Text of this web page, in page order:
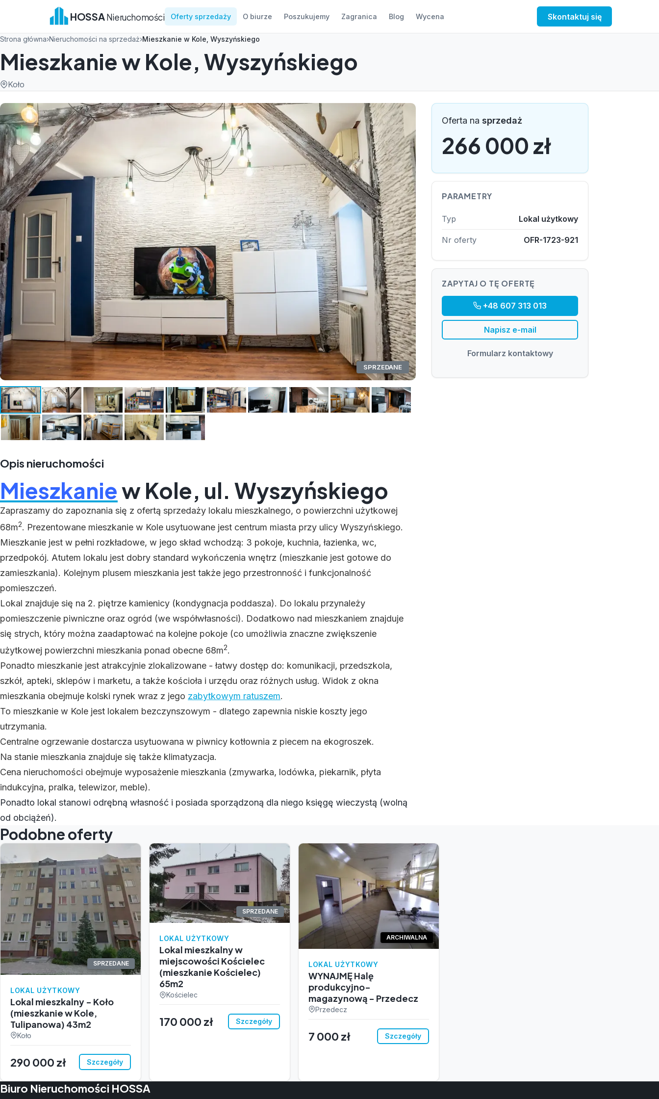
HOSSANieruchomości Oferty sprzedaży O biurze Poszukujemy Zagranica Blog Wycena Skontaktuj się
Strona główna›Nieruchomości na sprzedaż›Mieszkanie w Kole, Wyszyńskiego
Mieszkanie w Kole, Wyszyńskiego
Koło
SPRZEDANE
Opis nieruchomości
Mieszkaniew Kole, ul. Wyszyńskiego
Zapraszamy do zapoznania się z ofertą sprzedaży lokalu mieszkalnego, o powierzchni użytkowej
68m2. Prezentowane mieszkanie w Kole usytuowane jest centrum miasta przy ulicy Wyszyńskiego.
Mieszkanie jest w pełni rozkładowe, w jego skład wchodzą: 3 pokoje, kuchnia, łazienka, wc,
przedpokój. Atutem lokalu jest dobry standard wykończenia wnętrz (mieszkanie jest gotowe do
zamieszkania). Kolejnym plusem mieszkania jest także jego przestronność i funkcjonalność
pomieszczeń.
Lokal znajduje się na 2. piętrze kamienicy (kondygnacja poddasza). Do lokalu przynależy
pomieszczenie piwniczne oraz ogród (we współwłasności). Dodatkowo nad mieszkaniem znajduje
się strych, który można zaadaptować na kolejne pokoje (co umożliwia znaczne zwiększenie
użytkowej powierzchni mieszkania ponad obecne 68m2.
Ponadto mieszkanie jest atrakcyjnie zlokalizowane - łatwy dostęp do: komunikacji, przedszkola,
szkół, apteki, sklepów i marketu, a także kościoła i urzędu oraz różnych usług. Widok z okna
mieszkania obejmuje kolski rynek wraz z jego zabytkowym ratuszem.
To mieszkanie w Kole jest lokalem bezczynszowym - dlatego zapewnia niskie koszty jego
utrzymania.
Centralne ogrzewanie dostarcza usytuowana w piwnicy kotłownia z piecem na ekogroszek.
Na stanie mieszkania znajduje się także klimatyzacja.
Cena nieruchomości obejmuje wyposażenie mieszkania (zmywarka, lodówka, piekarnik, płyta
indukcyjna, pralka, telewizor, meble).
Ponadto lokal stanowi odrębną własność i posiada sporządzoną dla niego księgę wieczystą (wolną
od obciążeń).
Oferta na sprzedaż
266 000 zł
PARAMETRY
Typ Lokal użytkowy
Nr oferty OFR-1723-921
ZAPYTAJ O TĘ OFERTĘ
+48 607 313 013
Napisz e-mail
Formularz kontaktowy
Podobne oferty
SPRZEDANE
LOKAL UŻYTKOWY
Lokal mieszkalny - Koło
(mieszkanie w Kole,
Tulipanowa) 43m2
Koło
290 000 zł Szczegóły
SPRZEDANE
LOKAL UŻYTKOWY
Lokal mieszkalny w
miejscowości Kościelec
(mieszkanie Kościelec)
65m2
Kościelec
170 000 zł Szczegóły
ARCHIWALNA
LOKAL UŻYTKOWY
WYNAJMĘ Halę
produkcyjno-
magazynową - Przedecz
Przedecz
7 000 zł Szczegóły
Biuro Nieruchomości HOSSA